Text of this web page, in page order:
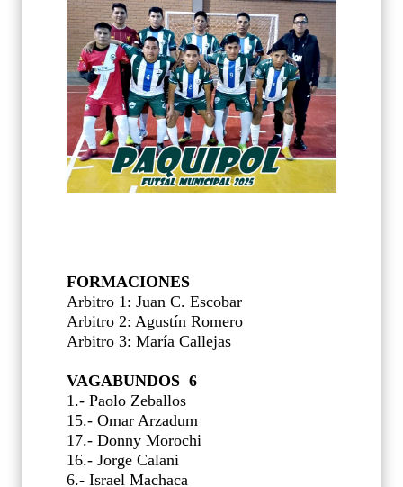
FORMACIONES
Arbitro 1: Juan C. Escobar
Arbitro 2: Agustín Romero
Arbitro 3: María Callejas
VAGABUNDOS 6
1.- Paolo Zeballos
15.- Omar Arzadum
17.- Donny Morochi
16.- Jorge Calani
6.- Israel Machaca